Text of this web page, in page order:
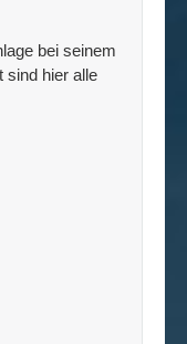
bei seinem
sind hier alle